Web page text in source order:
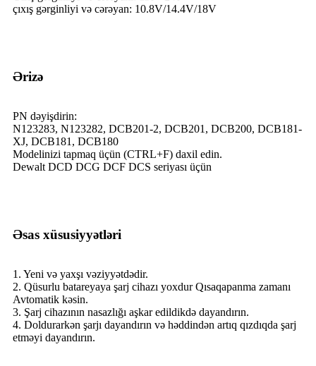
çıxış gərginliyi və cərəyan: 10.8V/14.4V/18V
Ərizə
PN dəyişdirin:
N123283, N123282, DCB201-2, DCB201, DCB200, DCB181-
XJ, DCB181, DCB180
Modelinizi tapmaq üçün (CTRL+F) daxil edin.
Dewalt DCD DCG DCF DCS seriyası üçün
Əsas xüsusiyyətləri
1. Yeni və yaxşı vəziyyətdədir.
2. Qüsurlu batareyaya şarj cihazı yoxdur Qısaqapanma zamanı
Avtomatik kəsin.
3. Şarj cihazının nasazlığı aşkar edildikdə dayandırın.
4. Doldurarkən şarjı dayandırın və həddindən artıq qızdıqda şarj
etməyi dayandırın.